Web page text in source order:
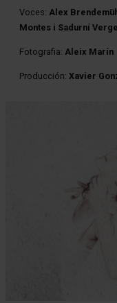
Voces: Alex
Montes i Sadurní
Fotografia: Aleix Marín
Producción: Xavier